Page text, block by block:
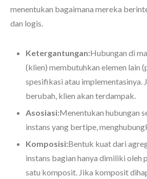
menentukan bagaimana mereka
dan logis.
Ketergantungan:Hubungan di
(klien) membutuhkan elemen lain
spesifikasi atau implementasinya.
berubah, klien akan terdampak.
Asosiasi:Menentukan hubungan
instans yang bertipe,
Komposisi:Bentuk kuat dari
instans bagian hanya dimiliki oleh
satu komposit. Jika komposit